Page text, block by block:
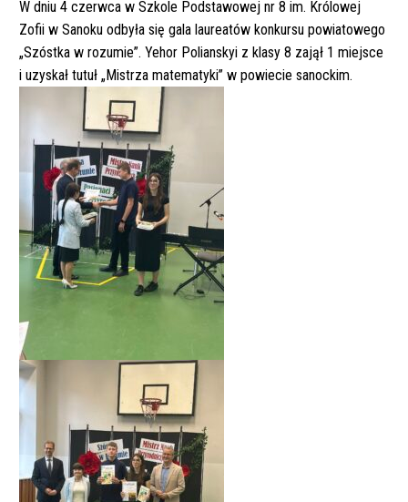
W dniu 4 czerwca w Szkole Podstawowej nr 8 im. Królowej
Zofii w Sanoku odbyła się gala laureatów konkursu powiatowego
„Szóstka w rozumie”. Yehor Polianskyi z klasy 8 zajął 1 miejsce
i uzyskał tutuł „Mistrza matematyki” w powiecie sanockim.